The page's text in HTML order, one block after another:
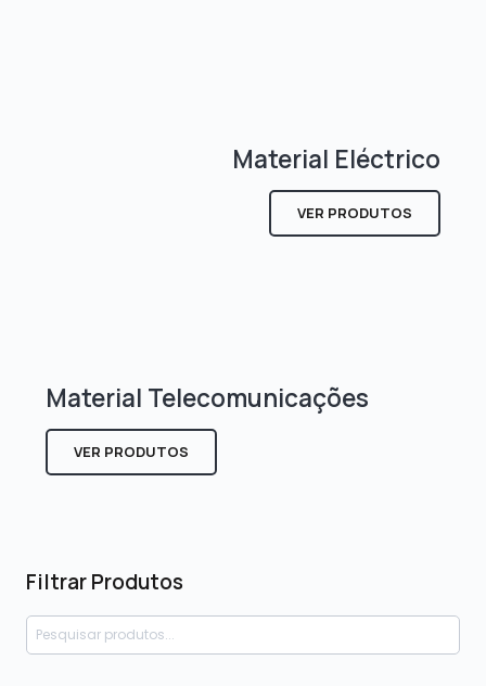
Filtrar Produtos
Material Eléctrico
VER PRODUTOS
Material Telecomunicações
VER PRODUTOS